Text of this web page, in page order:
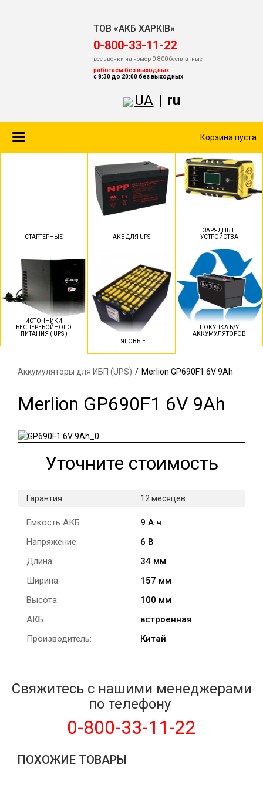
ТОВ «АКБ ХАРКІВ»
‎0-800-33-11-22
все звонки на номер 0-800 бесплатные
работаем без выходных
с 8:30 до 20:00 без выходных
UA | ru
Toggle
Корзина пуста
СТАРТЕРНЫЕ АКБ ДЛЯ UPS
ЗАРЯДНЫЕ
УСТРОЙСТВА
ИСТОЧНИКИ
БЕСПЕРЕБОЙНОГО
ПИТАНИЯ ( UPS )
ТЯГОВЫЕ
ПОКУПКА Б/У
АККУМУЛЯТОРОВ
Аккумуляторы для ИБП (UPS) / Merlion GP690F1 6V 9Ah
Merlion GP690F1 6V 9Ah
Уточните стоимость
Гарантия: 12 месяцев
Ёмкость АКБ:
9 А·ч
Напряжение:
6 В
Длина:
34 мм
Ширина:
157 мм
Высота:
100 мм
АКБ:
встроенная
Производитель:
Китай
Свяжитесь с нашими менеджерами
по телефону
0-800-33-11-22
ПОХОЖИЕ ТОВАРЫ